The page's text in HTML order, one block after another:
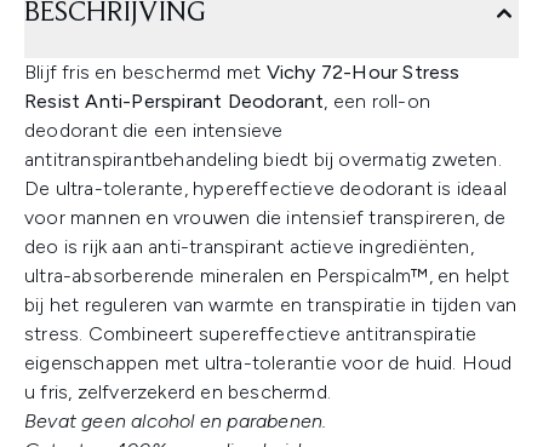
BESCHRIJVING
Blijf fris en beschermd met Vichy 72-Hour Stress
Resist Anti-Perspirant Deodorant, een roll-on
deodorant die een intensieve
antitranspirantbehandeling biedt bij overmatig zweten.
De ultra-tolerante, hypereffectieve deodorant is ideaal
voor mannen en vrouwen die intensief transpireren, de
deo is rijk aan anti-transpirant actieve ingrediënten,
ultra-absorberende mineralen en Perspicalm™, en helpt
bij het reguleren van warmte en transpiratie in tijden van
stress. Combineert supereffectieve antitranspiratie
eigenschappen met ultra-tolerantie voor de huid. Houd
u fris, zelfverzekerd en beschermd.
Bevat geen alcohol en parabenen.